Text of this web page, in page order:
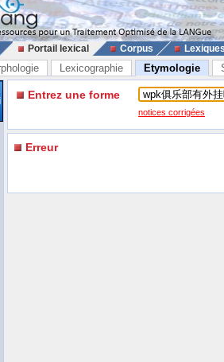
Portail lexical Corpus
Lexicographie Etymologie
Entrez une forme
notices corrigées
Erreur